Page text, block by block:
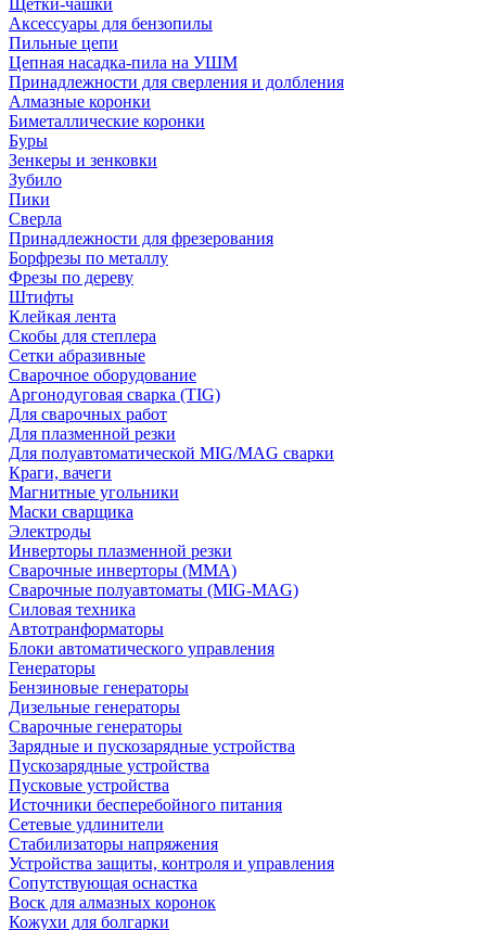
Щетки-чашки
Аксессуары для бензопилы
Пильные цепи
Цепная насадка-пила на УШМ
Принадлежности для сверления и долбления
Алмазные коронки
Биметаллические коронки
Буры
Зенкеры и зенковки
Зубило
Пики
Сверла
Принадлежности для фрезерования
Борфрезы по металлу
Фрезы по дереву
Штифты
Клейкая лента
Скобы для степлера
Сетки абразивные
Сварочное оборудование
Аргонодуговая сварка (TIG)
Для сварочных работ
Для плазменной резки
Для полуавтоматической MIG/MAG сварки
Краги, вачеги
Магнитные угольники
Маски сварщика
Электроды
Инверторы плазменной резки
Сварочные инверторы (MMA)
Сварочные полуавтоматы (MIG-MAG)
Силовая техника
Автотранформаторы
Блоки автоматического управления
Генераторы
Бензиновые генераторы
Дизельные генераторы
Сварочные генераторы
Зарядные и пускозарядные устройства
Пускозарядные устройства
Пусковые устройства
Источники бесперебойного питания
Сетевые удлинители
Стабилизаторы напряжения
Устройства защиты, контроля и управления
Сопутствующая оснастка
Воск для алмазных коронок
Кожухи для болгарки